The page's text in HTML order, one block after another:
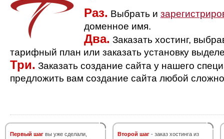
Раз. Выбрать и
доменное имя.
Два. Заказать хостинг,
тарифный план или заказать установку
Три. Заказать создание сайта у нашего
предложить вам создание сайта любой
Первый шаг вы уже сделали,
Второй шаг - заказ хостинга из